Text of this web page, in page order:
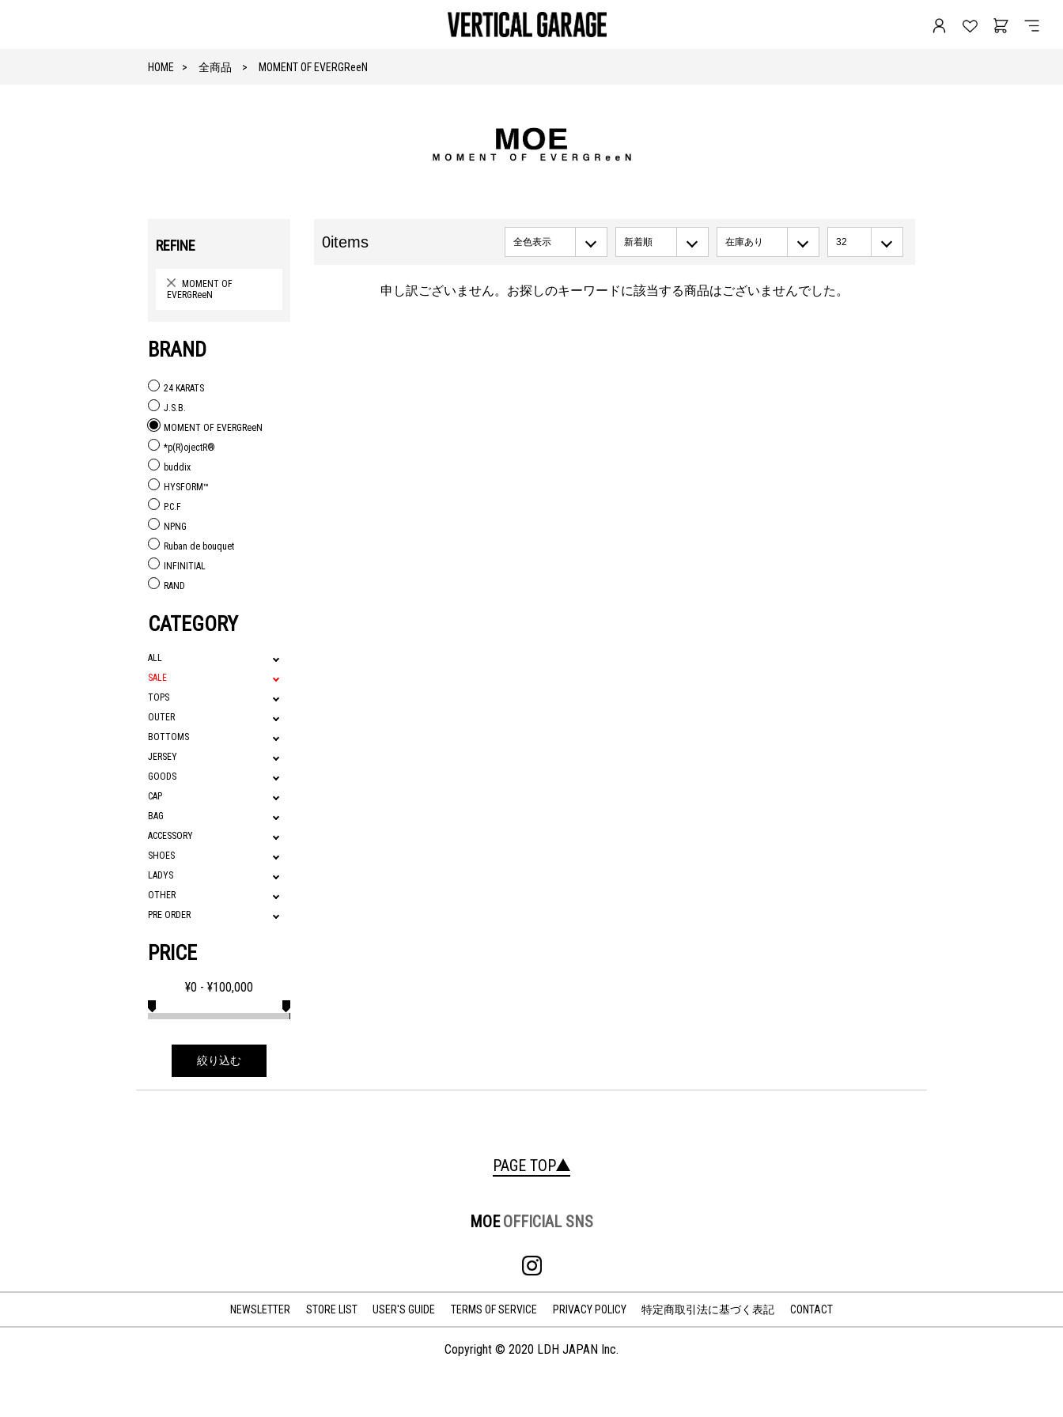
HOME 全商品 MOMENT OF EVERGReeN
REFINE
MOMENT OF
EVERGReeN
BRAND
24 KARATS
J.S.B.
MOMENT OF EVERGReeN
*p(R)ojectR®
buddix
HYSFORM™
P.C.F
NPNG
Ruban de bouquet
INFINITIAL
RAND
CATEGORY
ALL
SALE
TOPS
OUTER
BOTTOMS
JERSEY
GOODS
CAP
BAG
ACCESSORY
SHOES
LADYS
OTHER
PRE ORDER
PRICE
¥0 - ¥100,000
絞り込む
0items 全色表示 新着順 在庫あり 32
申し訳ございません。お探しのキーワードに該当する商品はございませんでした。
PAGE TOP
MOE OFFICIAL SNS
NEWSLETTER STORE LIST USER'S GUIDE TERMS OF SERVICE 特定商取引法に基づく表記
PRIVACY POLICY CONTACT
Copyright © 2020 LDH JAPAN Inc.